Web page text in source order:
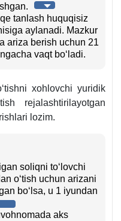
tanlash huquqisiz
aylanadi. Mazkur
ariza berish uchun 21
vaqt boʻladi.
хohlovchi yuridik
rejalashtirilayotgan
lozim.
soliqni toʻlovchi
oʻtish uchun arizani
boʻlsa, u 1 iyundan
aks